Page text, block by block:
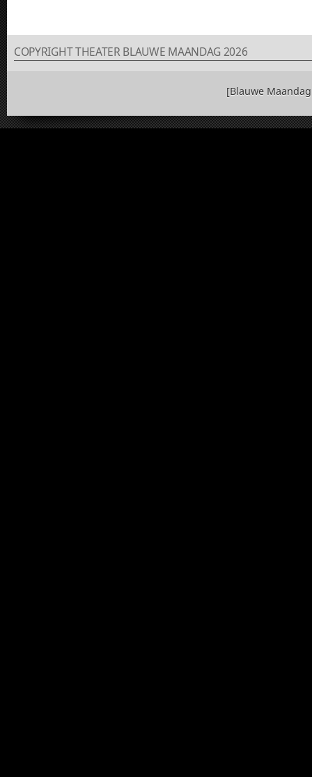
COPYRIGHT THEATER BLAUWE MAANDAG 2026
[Blauwe